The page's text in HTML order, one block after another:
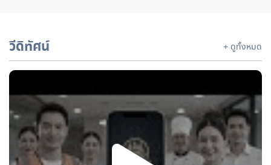
18
ธ.ค. ศพจ.พะเยาร่วมงานฤดูหนาวและสืบสานประเพณีของดี จังหวัดพะเยา
17
ธ.ค. ฝึกอาชีพเสริม สาขาช่างซ่อมเครื่องยนต์เล็กเพื่อการเกษตร
วีดิทัศน์ + ดูทั้งหมด